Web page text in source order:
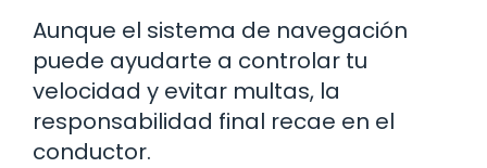
Aunque el sistema de navegación
puede ayudarte a controlar tu
velocidad y evitar multas, la
responsabilidad final recae en el
conductor.